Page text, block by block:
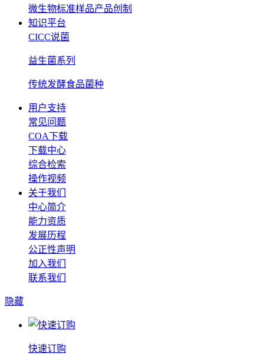
微生物标准样品产品创制
知识平台
CICC说菌
益生菌系列
传统发酵食品菌种
用户支持
常见问题
COA下载
下载中心
综合检索
操作视频
关于我们
中心简介
能力资质
发展历程
公正性声明
加入我们
联系我们
隐藏
快速订购